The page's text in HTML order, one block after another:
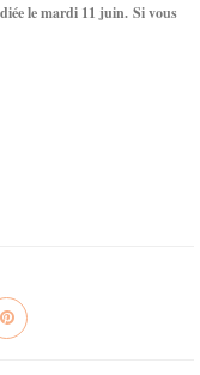
le mardi 11 juin. Si vous